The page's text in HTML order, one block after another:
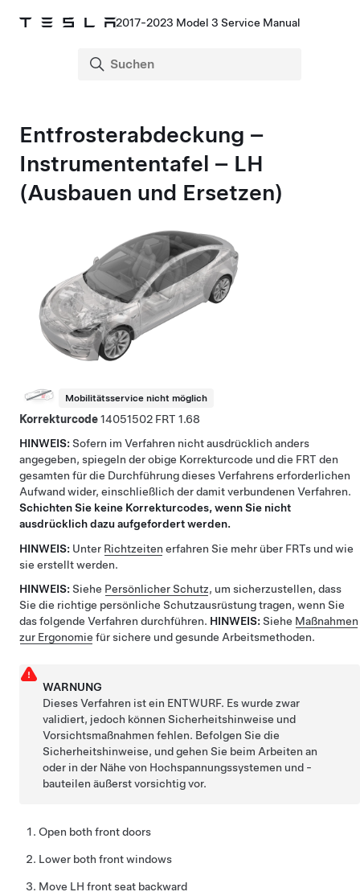
2017-2023 Model 3 Service Manual
Entfrosterabdeckung –
Instrumententafel – LH
(Ausbauen und Ersetzen)
Mobilitätsservice nicht möglich
Korrekturcode14051502
1.68
HINWEIS: Sofern im Verfahren nicht ausdrücklich anders
angegeben, spiegeln der obige Korrekturcode und die FRT den
gesamten für die Durchführung dieses Verfahrens erforderlichen
Aufwand wider, einschließlich der damit verbundenen Verfahren.
Schichten Sie keine Korrekturcodes, wenn Sie nicht
ausdrücklich dazu aufgefordert werden.
HINWEIS: Unter Richtzeiten erfahren Sie mehr über FRTs und wie
sie erstellt werden.
HINWEIS: Siehe Persönlicher Schutz, um sicherzustellen, dass
Sie die richtige persönliche Schutzausrüstung tragen, wenn Sie
das folgende Verfahren durchführen. HINWEIS: Siehe Maßnahmen
zur Ergonomie für sichere und gesunde Arbeitsmethoden.
WARNUNG
Dieses Verfahren ist ein ENTWURF. Es wurde zwar
validiert, jedoch können Sicherheitshinweise und
Vorsichtsmaßnahmen fehlen. Befolgen Sie die
Sicherheitshinweise, und gehen Sie beim Arbeiten an
oder in der Nähe von Hochspannungssystemen und -
bauteilen äußerst vorsichtig vor.
Open both front doors
Lower both front windows
Move LH front seat backward